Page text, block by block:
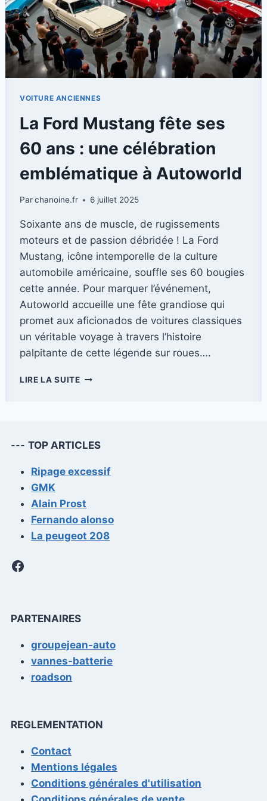
VOITURE ANCIENNES
La Ford Mustang fête ses
60 ans : une célébration
emblématique à Autoworld
Parchanoine.fr 6 juillet 2025
Soixante ans de muscle, de rugissements
moteurs et de passion débridée ! La Ford
Mustang, icône intemporelle de la culture
automobile américaine, souffle ses 60 bougies
cette année. Pour marquer l’événement,
Autoworld accueille une fête grandiose qui
promet aux aficionados de voitures classiques
un véritable voyage à travers l’histoire
palpitante de cette légende sur roues….
LIRE LA SUITELA
60
ANS
UNE
EMBLÉMATIQUE
AUTOWORLD
--- TOP ARTICLES
Ripage excessif
GMK
Alain Prost
Fernando alonso
La peugeot 208
Facebook
PARTENAIRES
groupejean-auto
vannes-batterie
roadson
REGLEMENTATION
Contact
Mentions légales
Conditions générales d'utilisation